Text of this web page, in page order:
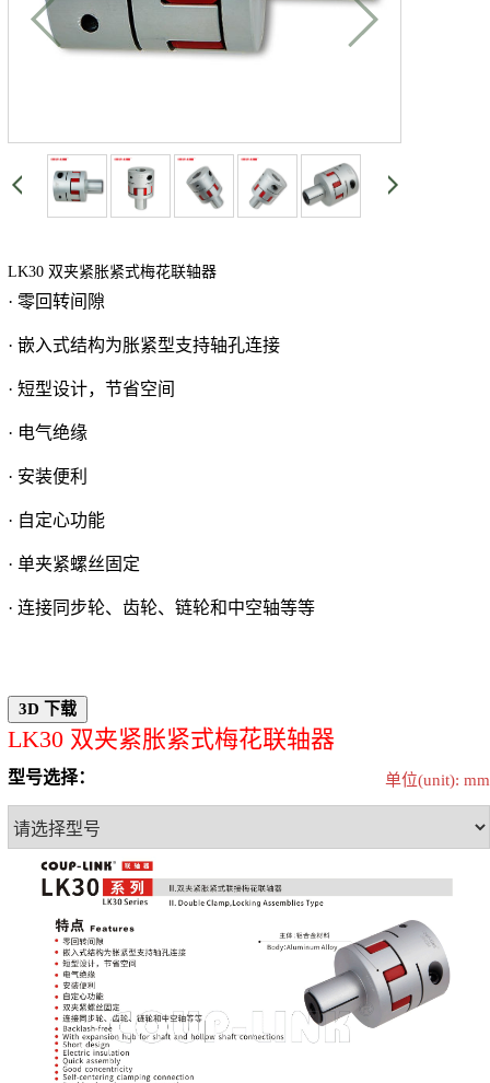
LK30 双夹紧胀紧式梅花联轴器
· 零回转间隙
· 嵌入式结构为胀紧型支持轴孔连接
· 短型设计，节省空间
· 电气绝缘
· 安装便利
· 自定心功能
· 单夹紧螺丝固定
· 连接同步轮、齿轮、链轮和中空轴等等
LK30 双夹紧胀紧式梅花联轴器
单位(unit): mm
型号选择：